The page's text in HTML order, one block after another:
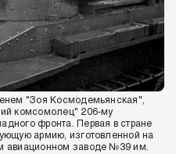
"Зоя Космодемьянская",
комсомолец" 206-му
фронта. Первая в стране
армию, изготовленной на
авиационном заводе №39 им.